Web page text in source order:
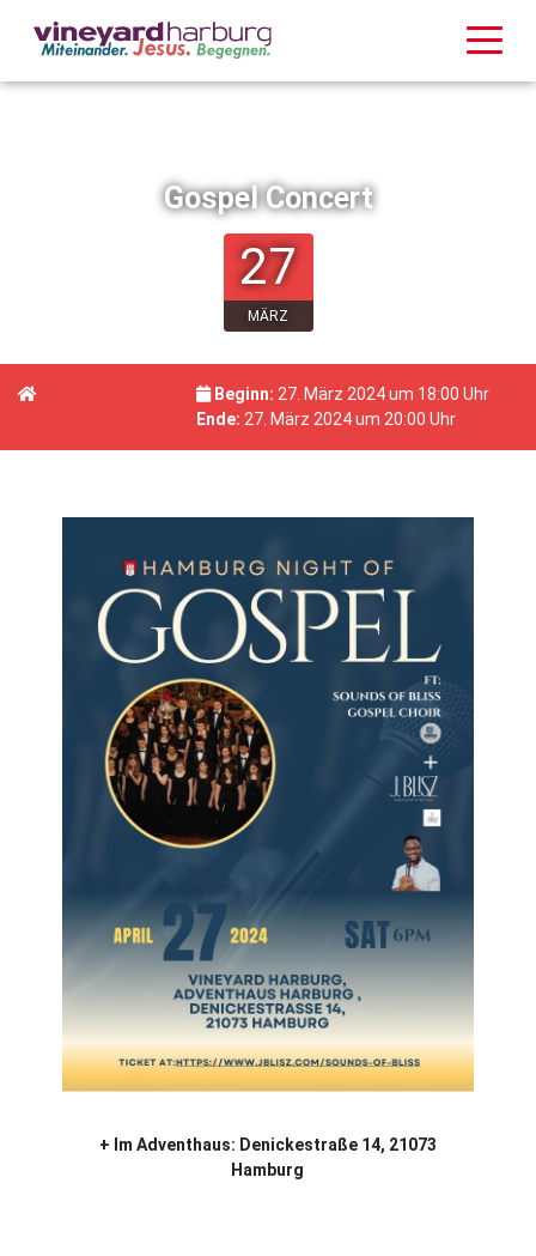
Gospel Concert
27
MÄRZ
Beginn: 27. März 2024 um 18:00 Uhr
Ende: 27. März 2024 um 20:00 Uhr
+ Im Adventhaus: Denickestraße 14, 21073
Hamburg